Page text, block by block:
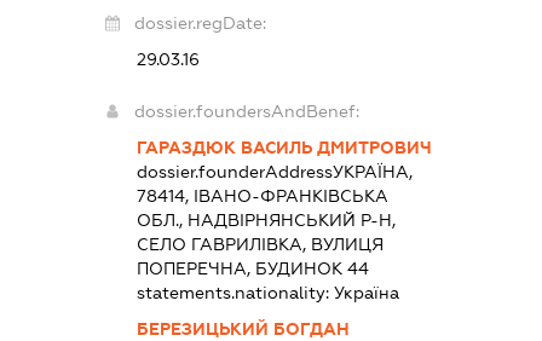
dossier.regDate:
29.03.16
dossier.foundersAndBenef:
ГАРАЗДЮК ВАСИЛЬ ДМИТРОВИЧ
dossier.founderAddressУКРАЇНА,
78414, ІВАНО-ФРАНКІВСЬКА
ОБЛ., НАДВІРНЯНСЬКИЙ Р-Н,
СЕЛО ГАВРИЛІВКА, ВУЛИЦЯ
ПОПЕРЕЧНА, БУДИНОК 44
statements.nationality:Україна
БЕРЕЗИЦЬКИЙ БОГДАН